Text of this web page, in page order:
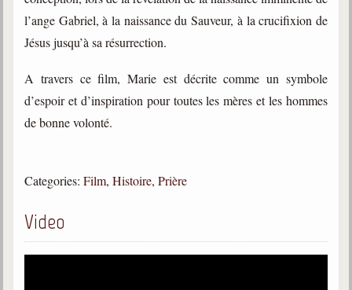
trimestrielles
Sujets du mois
Maximes
Diaporamas
Powerpoints
Enseignement
l’ange Gabriel, à la naissance du Sauveur, à la crucifixion de
Jésus jusqu’à sa résurrection.
A travers ce film, Marie est décrite comme un symbole
d’espoir et d’inspiration pour toutes les mères et les hommes
de bonne volonté.
Categories: Film, Histoire, Prière
Video